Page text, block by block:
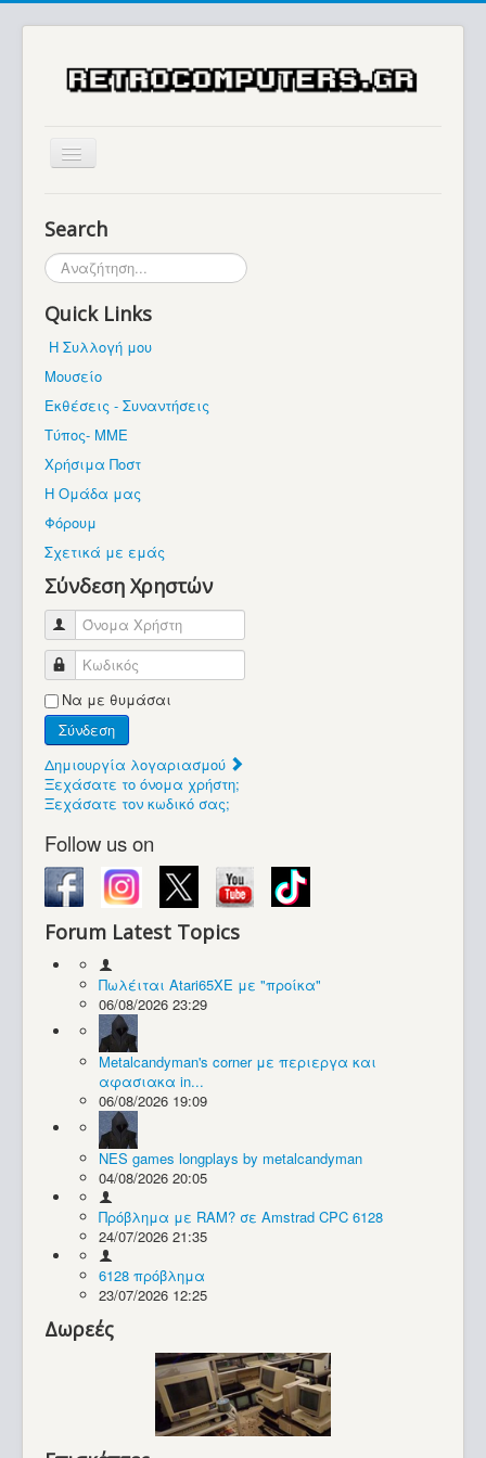
Μουσείο
Βρίσκεστε εδώ:
Συλλογές / Projects
Search
Αναζήτηση...
Quick Links
Η Συλλογή μου
Μουσείο
Εκθέσεις - Συναντήσεις
Τύπος- ΜΜΕ
Χρήσιμα Ποστ
Η Ομάδα μας
Φόρουμ
Σχετικά με εμάς
Σύνδεση Χρηστών
Όνομα Χρήστη
Κωδικός
Να με θυμάσαι
Σύνδεση
Δημιουργία λογαριασμού
Ξεχάσατε το όνομα χρήστη;
Ξεχάσατε τον κωδικό σας;
Follow us on
Forum Latest Topics
Πωλέιται Atari65XE με "προίκα"
06/08/2026 23:29
Metalcandyman's corner με περιεργα και
αφασιακα in...
06/08/2026 19:09
NES games longplays by metalcandyman
04/08/2026 20:05
Πρόβλημα με RAM? σε Amstrad CPC 6128
24/07/2026 21:35
6128 πρόβλημα
23/07/2026 12:25
Δωρεές